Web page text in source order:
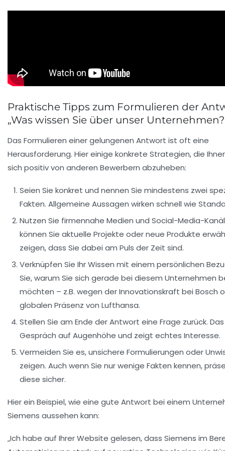
Praktische Tipps zum Formulieren der
„Was wissen Sie über unser
Das Formulieren einer gelungenen Antwort ist oft eine
Herausforderung. Hier einige konkrete Strategien, die
sich positiv von anderen Bewerbern abzuheben:
Seien Sie konkret und nennen Sie mindestens zwei
Fakten. Allgemeine Aussagen wirken schnell wie
Nutzen Sie firmennahe Medien und Social-Media-
können Sie aktuelle Projekte oder neue Produkte
zeigen, dass Sie dabei am Puls der Zeit sind.
Verknüpfen Sie Ihr Wissen mit einem persönlichen
Sie, warum Sie sich gerade bei diesem Unternehmen
möchten – z.B. wegen der Innovationskraft bei Bosch
globalen Präsenz von Lufthansa.
Stellen Sie am Ende der Antwort eine Frage zurück.
Gespräch auf Augenhöhe und zeigt echtes Interesse.
Vermeiden Sie es, unsichere Formulierungen oder
zeigen. Auch wenn Sie nur wenige Fakten kennen,
diese sicher.
Hier ein Beispiel, wie eine gute Antwort bei einem
Siemens aussehen kann:
„Ich habe auf Ihrer Website gelesen, dass Siemens im